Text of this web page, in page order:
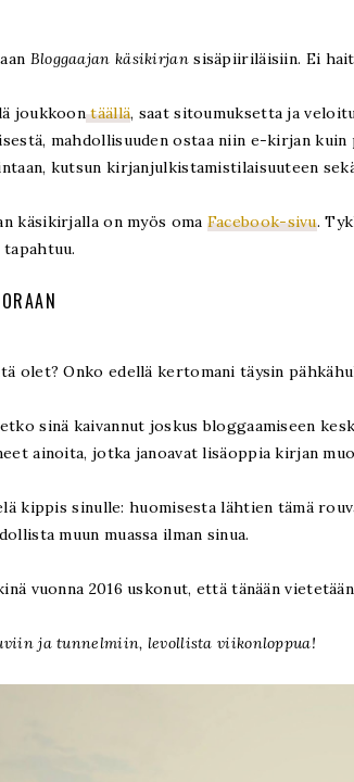
Bloggaajan käsikirjansisäpiiriläisiin. Ei
joukkoon täällä, saat sitoumuksetta ja
mahdollisuuden ostaa niin e-kirjan
kutsun kirjanjulkistamistilaisuuteen
käsikirjalla on myös oma Facebook-sivu.
olet? Onko edellä kertomani täysin
sinä kaivannut joskus bloggaamiseen
ainoita, jotka janoavat lisäoppia kirjan
kippis sinulle: huomisesta lähtien tämä
muun muassa ilman sinua.
vuonna 2016 uskonut, että tänään
ja tunnelmiin, levollista viikonloppua!